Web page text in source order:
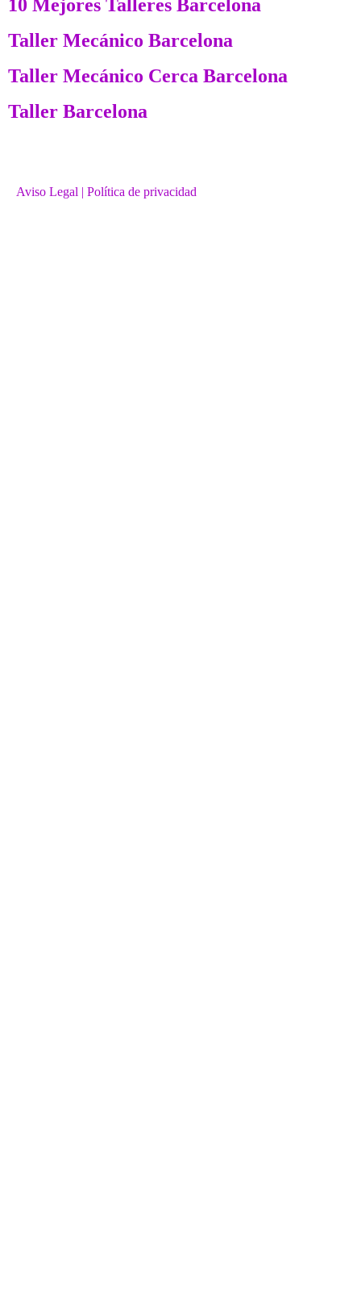
10 Mejores Talleres Barcelona
Taller Mecánico Barcelona
Taller Mecánico Cerca Barcelona
Taller Barcelona
Aviso Legal | Política de privacidad